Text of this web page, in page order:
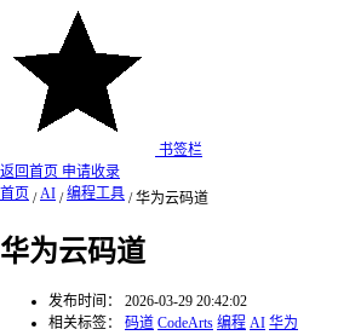
书签栏
返回首页 申请收录
首页 / AI / 编程工具 / 华为云码道
华为云码道
发布时间：
2026-03-29 20:42:02
相关标签：
码道 CodeArts 编程 AI 华为